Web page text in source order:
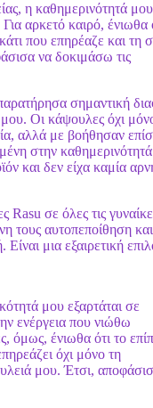
η καθημερινότητά μου
αρκετό καιρό, ένιωθα
που επηρέαζε και τη
να δοκιμάσω τις
σημαντική
Οι κάψουλες όχι
αλλά με βοήθησαν
στην
και δεν είχα καμία
Rasu σε όλες τις
τους αυτοπεποίθηση
μια εξαιρετική
μου εξαρτάται σε
ενέργεια που νιώθω
όμως, ένιωθα ότι το
όχι μόνο τη
μου. Έτσι,